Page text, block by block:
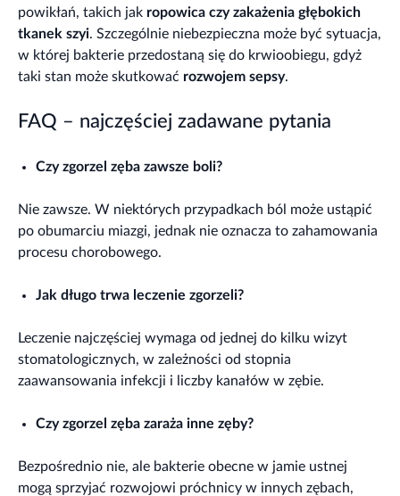
powikłań, takich jak ropowica czy zakażenia głębokich
tkanek szyi. Szczególnie niebezpieczna może być sytuacja,
w której bakterie przedostaną się do krwioobiegu, gdyż
taki stan może skutkować rozwojem sepsy.
FAQ – najczęściej zadawane pytania
Czy zgorzel zęba zawsze boli?
Nie zawsze. W niektórych przypadkach ból może ustąpić
po obumarciu miazgi, jednak nie oznacza to zahamowania
procesu chorobowego.
Jak długo trwa leczenie zgorzeli?
Leczenie najczęściej wymaga od jednej do kilku wizyt
stomatologicznych, w zależności od stopnia
zaawansowania infekcji i liczby kanałów w zębie.
Czy zgorzel zęba zaraża inne zęby?
Bezpośrednio nie, ale bakterie obecne w jamie ustnej
mogą sprzyjać rozwojowi próchnicy w innych zębach,